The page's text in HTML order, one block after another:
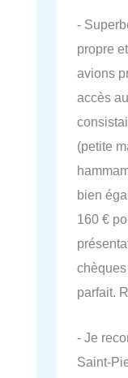
-
propre
avions
accès
(petite
bien
160 €
parfait.
- Je
Saint-